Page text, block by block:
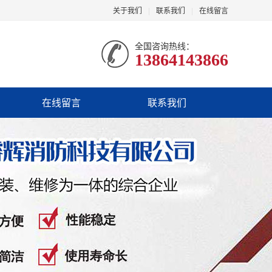
关于我们 联系我们 在线留言
全国咨询热线：
13864143866
在线留言 联系我们